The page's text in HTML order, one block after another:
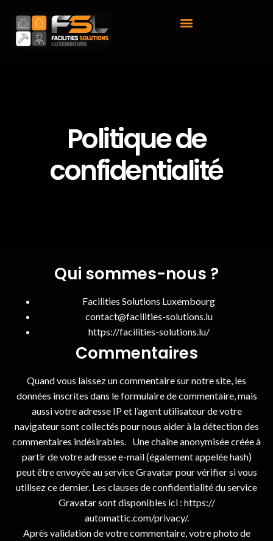
Politique de
confidentialité
Qui sommes-nous ?
Facilities Solutions Luxembourg
contact@facilities-solutions.lu
https://facilities-solutions.lu/
Commentaires
Quand vous laissez un commentaire sur notre site, les
données inscrites dans le formulaire de commentaire, mais
aussi votre adresse IP et l’agent utilisateur de votre
navigateur sont collectés pour nous aider à la détection des
commentaires indésirables. Une chaîne anonymisée créée à
partir de votre adresse e-mail (également appelée hash)
peut être envoyée au service Gravatar pour vérifier si vous
utilisez ce dernier. Les clauses de confidentialité du service
Gravatar sont disponibles ici : https://
automattic.com/privacy/.
Après validation de votre commentaire, votre photo de